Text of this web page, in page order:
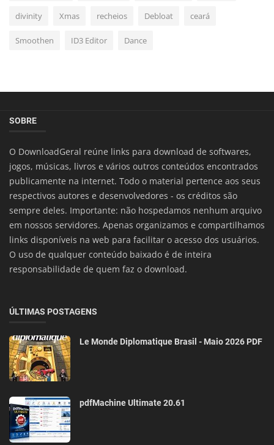
divinity Xmas recheios Debloat ceará
Smoothen ID3 Editor Dance
SOBRE
O DownloadGeral reúne links para download de softwares,
jogos, músicas, livros e vários outros conteúdos encontrados
publicamente na internet. Todo o material pertence aos seus
respectivos autores e desenvolvedores - os créditos são
sempre deles. Importante: não hospedamos nenhum arquivo
em nossos servidores. Apenas organizamos e compartilhamos
links disponíveis na web para facilitar o acesso dos usuários.
O uso de qualquer conteúdo baixado é de inteira
responsabilidade de quem faz o download.
ÚLTIMAS POSTAGENS
Le Monde Diplomatique Brasil - Maio 2026 PDF
pdfMachine Ultimate 20.61